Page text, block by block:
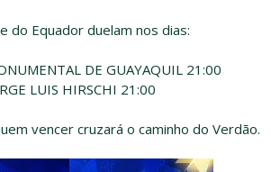
do Equador duelam nos dias:
DE GUAYAQUIL 21:00
LUIS HIRSCHI 21:00
vencer cruzará o caminho do Verdão.